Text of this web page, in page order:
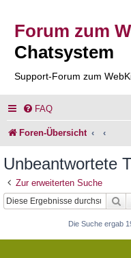
Forum zum
Chatsystem
Support-Forum zum
FAQ
Foren-Übersicht
Unbeantwortete
Zur erweiterten Suche
Die Suche ergab